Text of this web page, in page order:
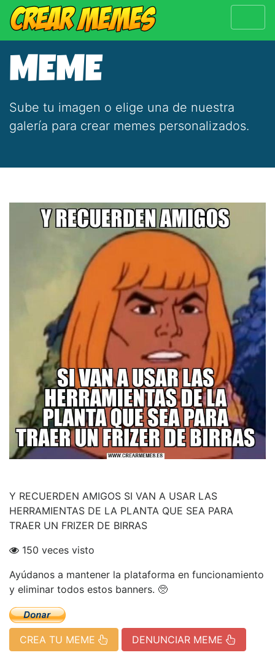
MEME
Sube tu imagen o elige una de nuestra
galería para crear memes personalizados.
Y RECUERDEN AMIGOS SI VAN A USAR LAS
HERRAMIENTAS DE LA PLANTA QUE SEA PARA
TRAER UN FRIZER DE BIRRAS
150 veces visto
Ayúdanos a mantener la plataforma en funcionamiento
y eliminar todos estos banners. 🥺
CREA TU MEME DENUNCIAR MEME